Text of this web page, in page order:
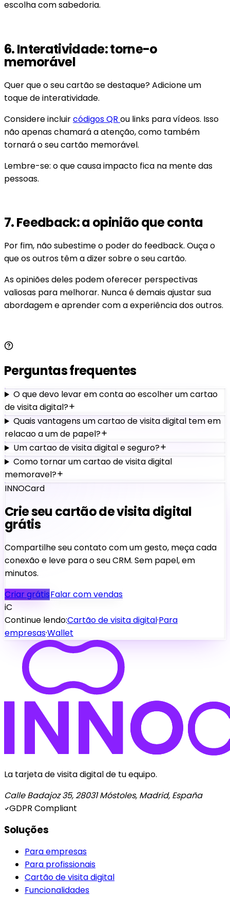
escolha com sabedoria.
6. Interatividade: torne-o
memorável
Quer que o seu cartão se destaque? Adicione um
toque de interatividade.
Considere incluircódigos QR ou links para vídeos. Isso
não apenas chamará a atenção, como também
tornará o seu cartão memorável.
Lembre-se: o que causa impacto fica na mente das
pessoas.
7. Feedback: a opinião que conta
Por fim, não subestime o poder do feedback. Ouça o
que os outros têm a dizer sobre o seu cartão.
As opiniões deles podem oferecer perspectivas
valiosas para melhorar. Nunca é demais ajustar sua
abordagem e aprender com a experiência dos outros.
Perguntas frequentes
O que devo levar em conta ao escolher um cartao
de visita digital?
Quais vantagens um cartao de visita digital tem em
relacao a um de papel?
Um cartao de visita digital e seguro?
Como tornar um cartao de visita digital
memoravel?
INNOCard
Crie seu cartão de visita digital
grátis
Compartilhe seu contato com um gesto, meça cada
conexão e leve para o seu CRM. Sem papel, em
minutos.
Criar grátisFalar com vendas
iC
Continue lendo:Cartão de visita digital·Para
empresas·Wallet
La tarjeta de visita digital de tu equipo.
Calle Badajoz 35, 28031 Móstoles, Madrid, España
GDPR Compliant
Soluções
Para empresas
Para profissionais
Cartão de visita digital
Funcionalidades